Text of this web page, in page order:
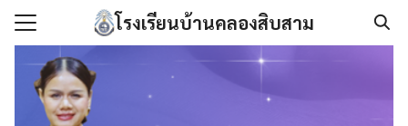
Skip
โรงเรียนบ้านคลองสิบสาม